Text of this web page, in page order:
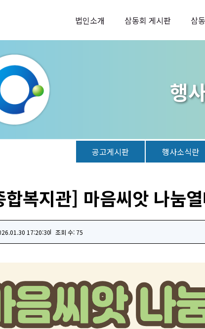
법인소개 삼동회 게시판 삼
행
공고게시판 행사소식란
복지관] 마음씨앗 나눔
17:20:30 조회 수: 75